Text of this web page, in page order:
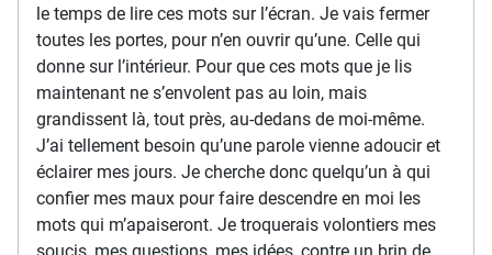
le temps de lire ces mots sur l’écran. Je vais fermer
toutes les portes, pour n’en ouvrir qu’une. Celle qui
donne sur l’intérieur. Pour que ces mots que je lis
maintenant ne s’envolent pas au loin, mais
grandissent là, tout près, au-dedans de moi-même.
J’ai tellement besoin qu’une parole vienne adoucir et
éclairer mes jours. Je cherche donc quelqu’un à qui
confier mes maux pour faire descendre en moi les
mots qui m’apaiseront. Je troquerais volontiers mes